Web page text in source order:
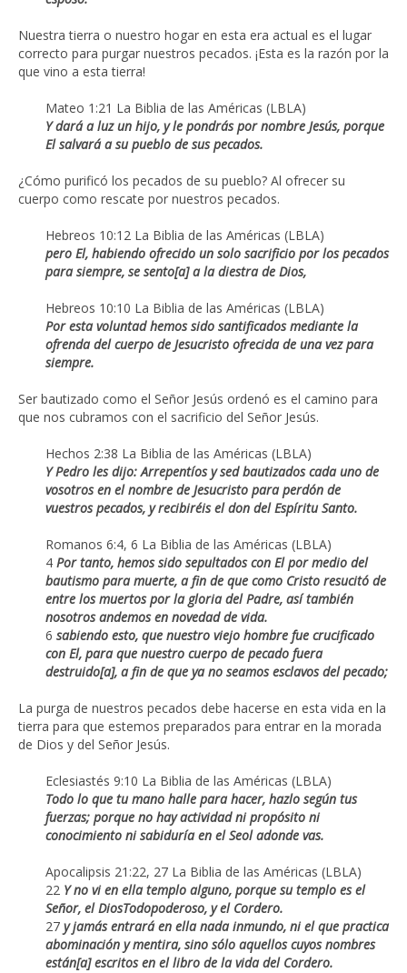
Nuestra tierra o nuestro hogar en esta era actual es el lugar
correcto para purgar nuestros pecados. ¡Esta es la razón por la
que vino a esta tierra!
Mateo 1:21 La Biblia de las Américas (LBLA)
Y dará a luz un hijo, y le pondrás por nombre Jesús, porque
El salvará a su pueblo de sus pecados.
¿Cómo purificó los pecados de su pueblo? Al ofrecer su
cuerpo como rescate por nuestros pecados.
Hebreos 10:12 La Biblia de las Américas (LBLA)
pero El, habiendo ofrecido un solo sacrificio por los pecados
para siempre, se sento[a] a la diestra de Dios,
Hebreos 10:10 La Biblia de las Américas (LBLA)
Por esta voluntad hemos sido santificados mediante la
ofrenda del cuerpo de Jesucristo ofrecida de una vez para
siempre.
Ser bautizado como el Señor Jesús ordenó es el camino para
que nos cubramos con el sacrificio del Señor Jesús.
Hechos 2:38 La Biblia de las Américas (LBLA)
Y Pedro les dijo: Arrepentíos y sed bautizados cada uno de
vosotros en el nombre de Jesucristo para perdón de
vuestros pecados, y recibiréis el don del Espíritu Santo.
Romanos 6:4, 6 La Biblia de las Américas (LBLA)
4 Por tanto, hemos sido sepultados con El por medio del
bautismo para muerte, a fin de que como Cristo resucitó de
entre los muertos por la gloria del Padre, así también
nosotros andemos en novedad de vida.
6 sabiendo esto, que nuestro viejo hombre fue crucificado
con El, para que nuestro cuerpo de pecado fuera
destruido[a], a fin de que ya no seamos esclavos del pecado;
La purga de nuestros pecados debe hacerse en esta vida en la
tierra para que estemos preparados para entrar en la morada
de Dios y del Señor Jesús.
Eclesiastés 9:10 La Biblia de las Américas (LBLA)
Todo lo que tu mano halle para hacer, hazlo según tus
fuerzas; porque no hay actividad ni propósito ni
conocimiento ni sabiduría en el Seol adonde vas.
Apocalipsis 21:22, 27 La Biblia de las Américas (LBLA)
22 Y no vi en ella templo alguno, porque su templo es el
Señor, el DiosTodopoderoso, y el Cordero.
27 y jamás entrará en ella nada inmundo, ni el que practica
abominación y mentira, sino sólo aquellos cuyos nombres
están[a] escritos en el libro de la vida del Cordero.